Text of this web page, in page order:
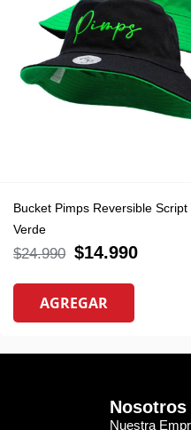
Bucket Pimps Reversible Script
Verde
$24.990 $14.990
AGREGAR
Nosotros
Nuestra